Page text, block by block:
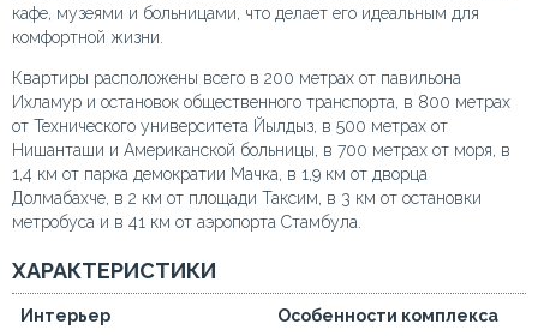
кафе, музеями и больницами, что делает его идеальным для
комфортной жизни.
Квартиры расположены всего в 200 метрах от павильона
Ихламур и остановок общественного транспорта, в 800 метрах
от Технического университета Йылдыз, в 500 метрах от
Нишанташи и Американской больницы, в 700 метрах от моря, в
1,4 км от парка демократии Мачка, в 1,9 км от дворца
Долмабахче, в 2 км от площади Таксим, в 3 км от остановки
метробуса и в 41 км от аэропорта Стамбула.
ХАРАКТЕРИСТИКИ
Интерьер
Особенности комплекса